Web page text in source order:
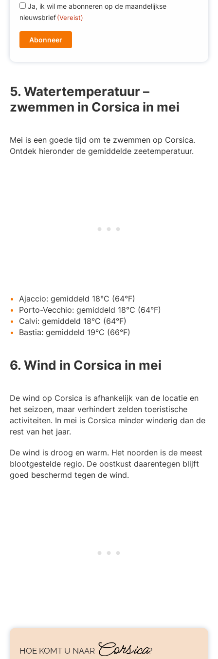
a
i
l
e
s
R
G
(
i
)
Ja, ik wil me abonneren op de maandelijkse
nieuwsbrief(Vereist)
5. Watertemperatuur –
zwemmen in Corsica in mei
Mei is een goede tijd om te zwemmen op Corsica.
Ontdek hieronder de gemiddelde zeetemperatuur.
Ajaccio: gemiddeld 18°C (64°F)
Porto-Vecchio: gemiddeld 18°C (64°F)
Calvi: gemiddeld 18°C (64°F)
Bastia: gemiddeld 19°C (66°F)
6. Wind in Corsica in mei
De wind op Corsica is afhankelijk van de locatie en
het seizoen, maar verhindert zelden toeristische
activiteiten. In mei is Corsica minder winderig dan de
rest van het jaar.
De wind is droog en warm. Het noorden is de meest
blootgestelde regio. De oostkust daarentegen blijft
goed beschermd tegen de wind.
HOE KOMT U NAAR Corsica?